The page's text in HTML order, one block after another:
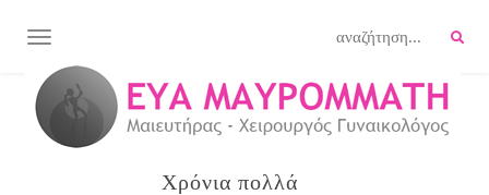
TOGGLE NAVIGATION
Χρόνια πολλά